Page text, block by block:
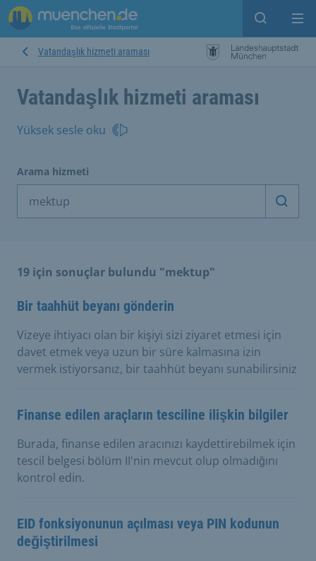
Open
Vatandaşlık hizmeti araması
Vatandaşlık hizmeti araması
Yüksek sesle oku
Arama hizmeti
19 için sonuçlar bulundu "mektup"
Bir taahhüt beyanı gönderin
Vizeye ihtiyacı olan bir kişiyi sizi ziyaret etmesi için
davet etmek veya uzun bir süre kalmasına izin
vermek istiyorsanız, bir taahhüt beyanı sunabilirsiniz
Finanse edilen araçların tesciline ilişkin bilgiler
Burada, finanse edilen aracınızı kaydettirebilmek için
tescil belgesi bölüm II'nin mevcut olup olmadığını
kontrol edin.
EID fonksiyonunun açılması veya PIN kodunun
değiştirilmesi